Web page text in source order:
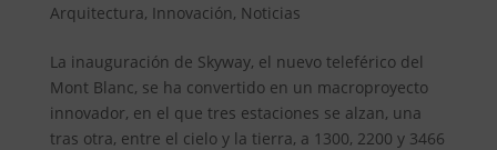
Arquitectura, Innovación, Noticias
La inauguración de Skyway, el nuevo teleférico del
Mont Blanc, se ha convertido en un macroproyecto
innovador, en el que tres estaciones se alzan, una
tras otra, entre el cielo y la tierra, a 1300, 2200 y 3466